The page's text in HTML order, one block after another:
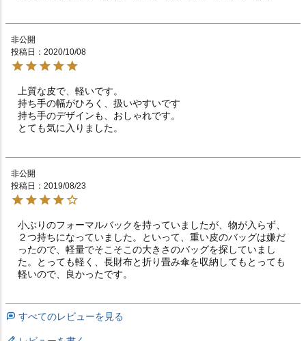
非公開
投稿日
2020/10/08
上質な皮で、軽いです。
持ち手の幅がひろく、扱いやすいです
持ち手のデザインも、おしゃれです。
とても気に入りました。
非公開
投稿日
2019/08/23
小ぶりのフォーマルバックを持っていましたが、物が入らず、
２つ持ちになっていました。といって、重い皮のバッグは嫌だ
ったので、軽量でそこそこの大きさのバッグを探していまし
た。とっても軽く、長財布と折り畳み傘を収納してもとっても
すべてのレビューを見る